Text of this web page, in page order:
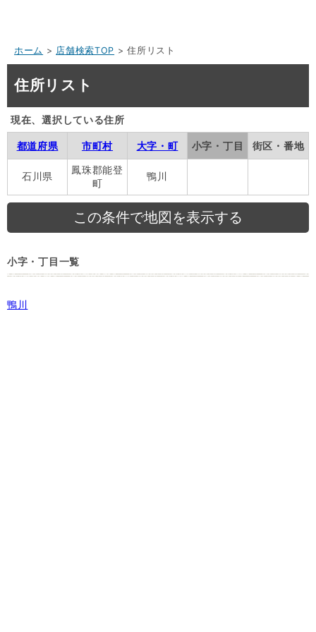
ホーム > 店舗検索TOP > 住所リスト
住所リスト
現在、選択している住所
都道府県 市町村 大字・町 小字・丁目 街区・番地
石川県
鳳珠郡能登
町
鴨川
小字・丁目一覧
鴨川